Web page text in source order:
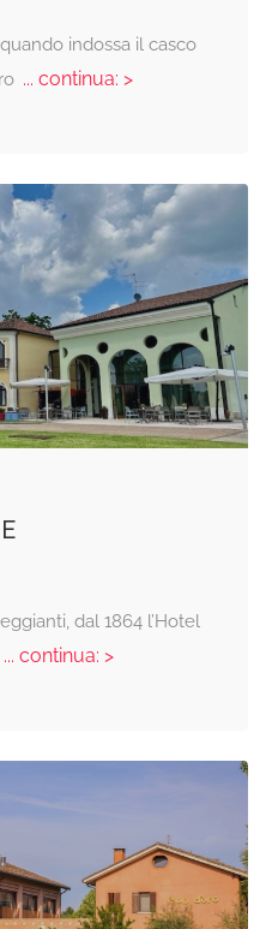
indossa il casco
... continua: >
dal 1864 l’Hotel
continua: >